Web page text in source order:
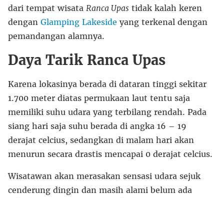
dari tempat wisata Ranca Upas tidak kalah keren
dengan Glamping Lakeside yang terkenal dengan
pemandangan alamnya.
Daya Tarik Ranca Upas
Karena lokasinya berada di dataran tinggi sekitar
1.700 meter diatas permukaan laut tentu saja
memiliki suhu udara yang terbilang rendah. Pada
siang hari saja suhu berada di angka 16 – 19
derajat celcius, sedangkan di malam hari akan
menurun secara drastis mencapai 0 derajat celcius.
Wisatawan akan merasakan sensasi udara sejuk
cenderung dingin dan masih alami belum ada